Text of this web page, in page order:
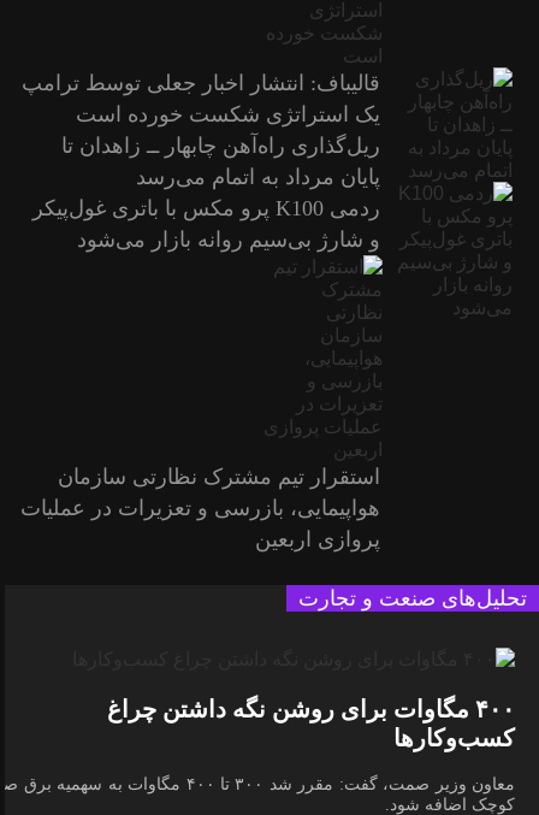
قالیباف: انتشار اخبار جعلی توسط ترامپ
یک استراتژی شکست خورده است
ریل‌گذاری راه‌آهن چابهار ــ زاهدان تا
پایان مرداد به اتمام می‌رسد
ردمی K100 پرو مکس با باتری غول‌پیکر
و شارژ بی‌سیم روانه بازار می‌شود
استقرار تیم مشترک نظارتی سازمان
هواپیمایی، بازرسی و تعزیرات در عملیات
پروازی اربعین
تحلیل‌های صنعت و تجارت
۴۰۰ مگاوات برای روشن نگه داشتن چراغ
کسب‌وکار‌ها
معاون وزیر صمت، گفت: مقرر شد ۳۰۰ تا ۴۰۰ مگاوات به سهمیه
کوچک اضافه شود.